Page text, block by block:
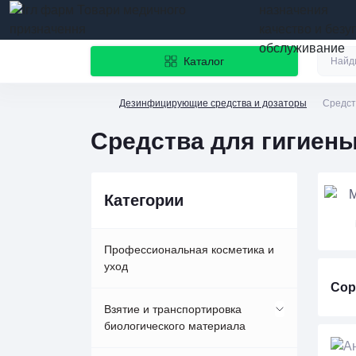
обслуживание
Каталог
Дезинфицирующие средства и дозаторы
Средства для
Категории
Профессиональная косметика и
уход
Взятие и транспортировка
биологического материала